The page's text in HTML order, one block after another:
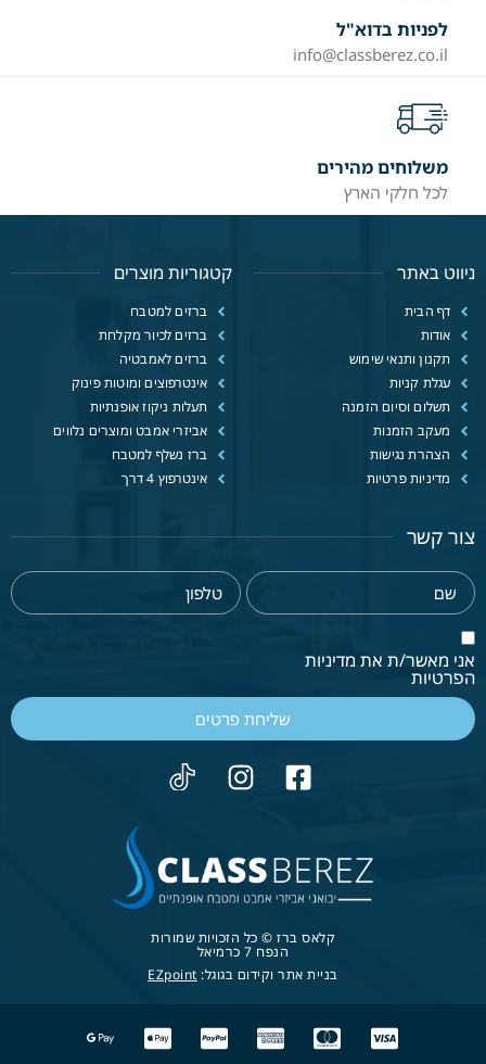
לפניות בדוא"ל
info@classberez.co.il
משלוחים מהירים
לכל חלקי הארץ
ניווט באתר
דף הבית
אודות
תקנון ותנאי שימוש
עגלת קניות
תשלום וסיום הזמנה
מעקב הזמנות
הצהרת נגישות
מדיניות פרטיות
קטגוריות מוצרים
ברזים למטבח
ברזים לכיור מקלחת
ברזים לאמבטיה
אינטרפוצים ומוטות פינוק
תעלות ניקוז אופנתיות
אביזרי אמבט ומוצרים נלווים
ברז נשלף למטבח
אינטרפוץ 4 דרך
צור קשר
אני מאשר/ת את מדיניות
הפרטיות
שליחת פרטים
קלאס ברז © כל הזכויות שמורות
הנפח 7 כרמיאל
בניית אתר וקידום בגוגל: EZpoint